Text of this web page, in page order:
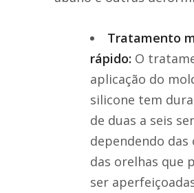
Tratamento
rápido: O
aplicação do
silicone tem
de duas a seis
dependendo das
das orelhas que
ser